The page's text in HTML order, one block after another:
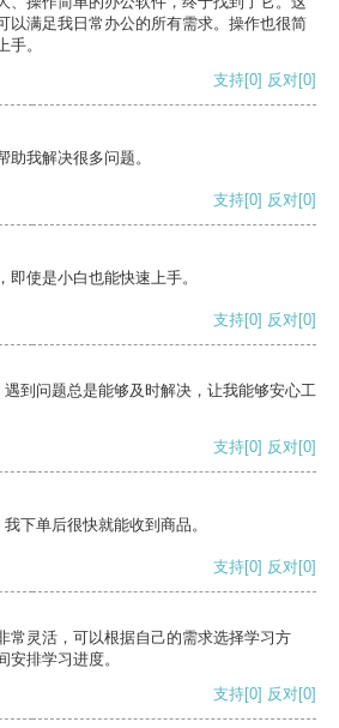
以满足我日常办公的所有需求。操作也很简
。
支持[0] 反对[0]
我解决很多问题。
支持[0] 反对[0]
使是小白也能快速上手。
支持[0] 反对[0]
到问题总是能够及时解决，让我能够安心工
支持[0] 反对[0]
下单后很快就能收到商品。
支持[0] 反对[0]
常灵活，可以根据自己的需求选择学习方
安排学习进度。
支持[0] 反对[0]